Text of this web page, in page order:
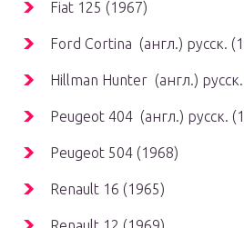
Fiat 125 (1967)
Ford Cortina (англ.) русск.
Hillman Hunter (англ.)
Peugeot 404 (англ.) русск.
Peugeot 504 (1968)
Renault 16 (1965)